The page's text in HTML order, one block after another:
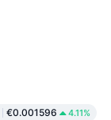
€0.001596 4.11%